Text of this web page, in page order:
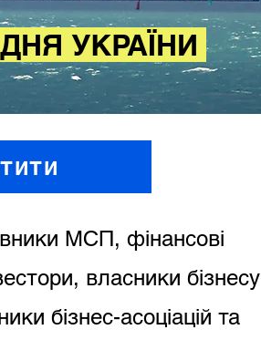
УКРАЇНИ
МСП, фінансові
власники бізнесу
бізнес-асоціацій та